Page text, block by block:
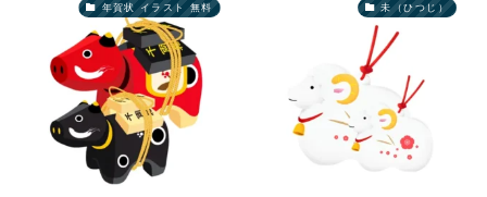
年賀状 イラスト 無料 未（ひつじ）